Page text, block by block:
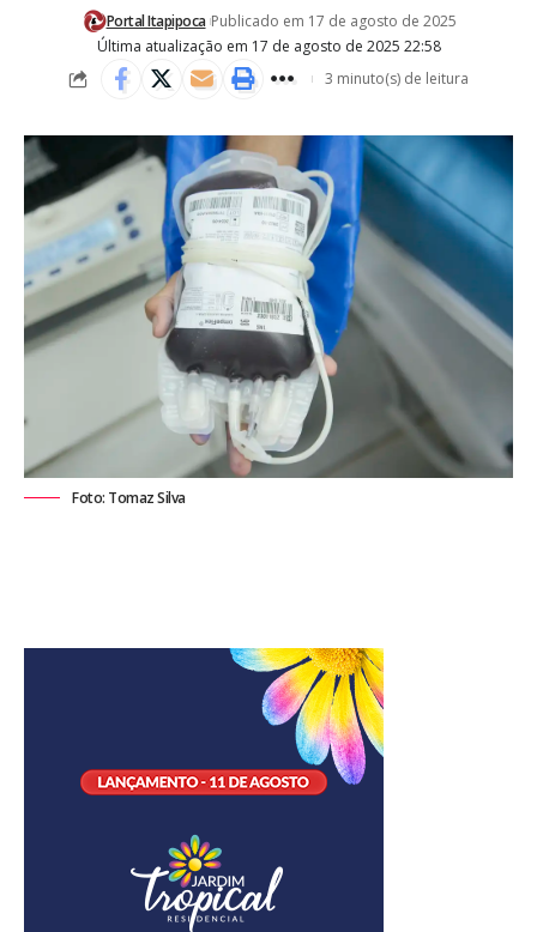
Última atualização em 17 de agosto de 2025 22:58
Portal Itapipoca Publicado em 17 de agosto de 2025
3 minuto(s) de leitura
Foto: Tomaz Silva